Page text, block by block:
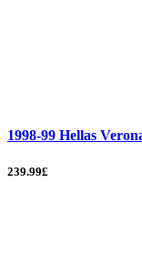
1998-99 Hellas
239.99£